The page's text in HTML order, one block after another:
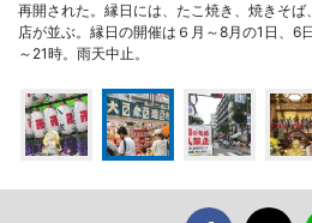
再開された。縁日には、たこ焼き、焼きそ
店が並ぶ。縁日の開催は６月～8月の1日、6
～21時。雨天中止。